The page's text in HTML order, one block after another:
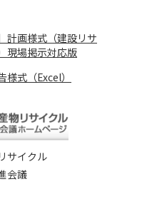
計画様式（建設リサ
現場掲示対応版
式（Excel）
サイクル
会議